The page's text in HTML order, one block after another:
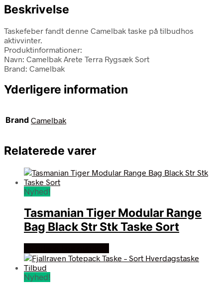
Beskrivelse
Taskefeber fandt denne Camelbak taske på tilbudhos
aktivvinter.
Produktinformationer:
Navn: Camelbak Arete Terra Rygsæk Sort
Brand: Camelbak
Yderligere information
Brand Camelbak
Relaterede varer
Nyhed!
Tasmanian Tiger Modular Range
Bag Black Str Stk Taske Sort
Nyhed!